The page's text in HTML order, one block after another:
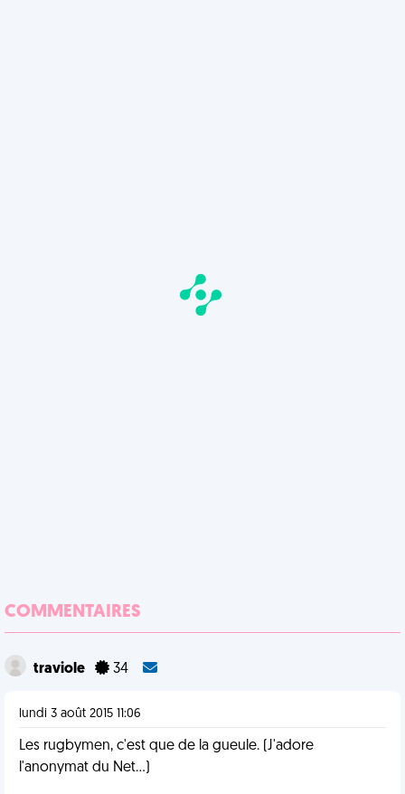
COMMENTAIRES
traviole 34
lundi 3 août 2015 11:06
Les rugbymen, c'est que de la gueule. (J'adore
l'anonymat du Net...)